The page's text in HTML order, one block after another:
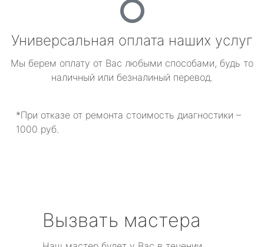
Универсальная оплата наших услуг
Мы берем оплату от Вас любыми способами, будь то
наличный или безналиный перевод.
*При отказе от ремонта стоимость диагностики –
1000 руб.
Вызвать мастера